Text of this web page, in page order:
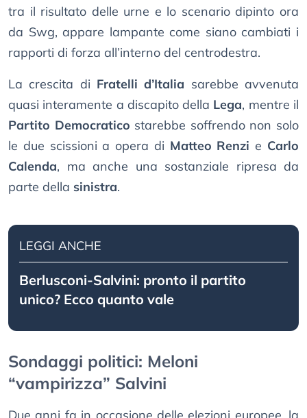
tra il risultato delle urne e lo scenario dipinto ora
da Swg, appare lampante come siano cambiati i
rapporti di forza all’interno del centrodestra.
La crescita di Fratelli d’Italia sarebbe avvenuta
quasi interamente a discapito della Lega, mentre il
Partito Democratico starebbe soffrendo non solo
le due scissioni a opera di Matteo Renzi e Carlo
Calenda, ma anche una sostanziale ripresa da
parte della sinistra.
LEGGI ANCHE
Berlusconi-Salvini: pronto il partito
unico? Ecco quanto vale
Sondaggi politici: Meloni
“vampirizza” Salvini